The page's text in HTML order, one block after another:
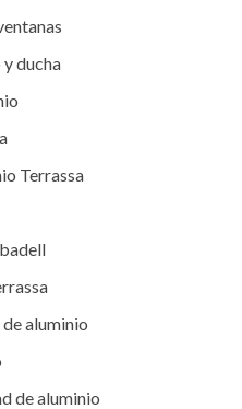
ducha
Terrassa
aluminio
de aluminio